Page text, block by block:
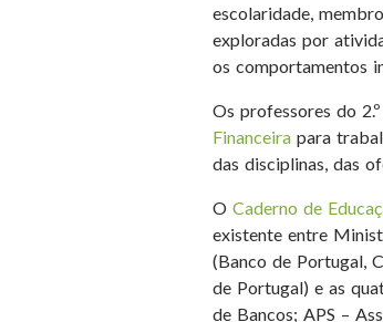
escolaridade,
exploradas por
os comportamentos
Os professores do
Financeira para
das disciplinas, das
O Caderno de
existente entre
(Banco de Portugal,
de Portugal) e as
de Bancos; APS –